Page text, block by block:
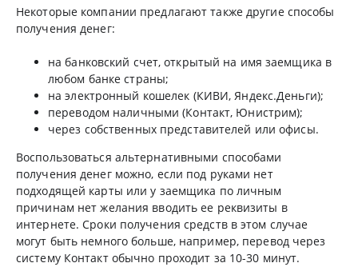
Некоторые компании предлагают также другие способы
получения денег:
на банковский счет, открытый на имя заемщика в
любом банке страны;
на электронный кошелек (КИВИ, Яндекс.Деньги);
переводом наличными (Контакт, Юнистрим);
через собственных представителей или офисы.
Воспользоваться альтернативными способами
получения денег можно, если под руками нет
подходящей карты или у заемщика по личным
причинам нет желания вводить ее реквизиты в
интернете. Сроки получения средств в этом случае
могут быть немного больше, например, перевод через
систему Контакт обычно проходит за 10-30 минут.